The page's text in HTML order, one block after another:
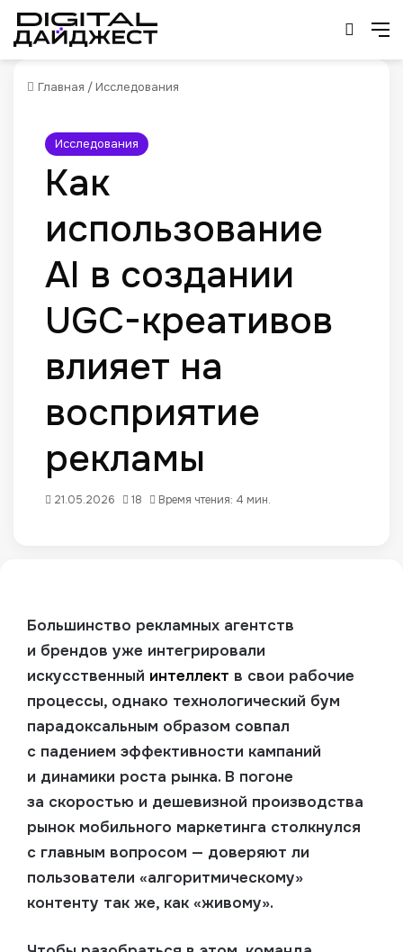
Главная / Исследования
Исследования
Как
использование
AI в создании
UGC-креативов
влияет на
восприятие
рекламы
21.05.2026 18 Время чтения: 4 мин.
Большинство рекламных агентств
и брендов уже интегрировали
искусственный интеллект в свои рабочие
процессы, однако технологический бум
парадоксальным образом совпал
с падением эффективности кампаний
и динамики роста рынка. В погоне
за скоростью и дешевизной производства
рынок мобильного маркетинга столкнулся
с главным вопросом — доверяют ли
пользователи «алгоритмическому»
контенту так же, как «живому».